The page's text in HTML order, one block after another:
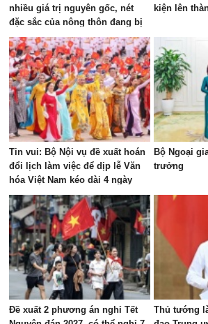
nhiều giá trị nguyên gốc, nét
đặc sắc của nông thôn đang bị
"bê tông hóa"
kiện lên
Tin vui: Bộ Nội vụ đề xuất hoán
đổi lịch làm việc để dịp lễ Văn
hóa Việt Nam kéo dài 4 ngày
Bộ Ngoại
trưởng
Đề xuất 2 phương án nghỉ Tết
Thủ tướng